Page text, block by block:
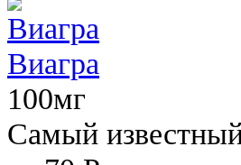
Виагра
100мг
Самый